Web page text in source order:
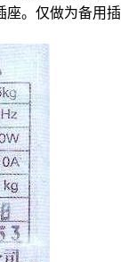
座。仅做为备用插